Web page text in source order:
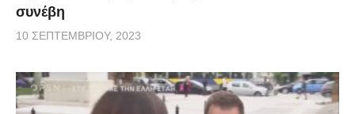
συνέβη
10 ΣΕΠΤΕΜΒΡΊΟΥ, 2023